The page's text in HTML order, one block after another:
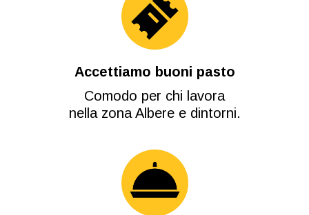
Accettiamo buoni pasto
Comodo per chi lavora
nella zona Albere e dintorni.